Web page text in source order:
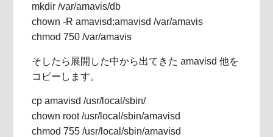
mkdir /var/amavis/db
chown -R amavisd:amavisd /var/amavis
chmod 750 /var/amavis
そしたら展開した中から出てきた amavisd 他を
コピーします。
cp amavisd /usr/local/sbin/
chown root /usr/local/sbin/amavisd
chmod 755 /usr/local/sbin/amavisd